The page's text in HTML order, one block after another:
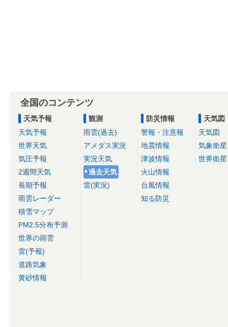
全国のコンテンツ
天気予報
天気予報
世界天気
気圧予報
2週間天気
長期予報
雨雲レーダー
積雪マップ
PM2.5分布予測
世界の雨雲
雷(予報)
道路気象
黄砂情報
観測
雨雲(過去)
アメダス実況
実況天気
過去天気
雷(実況)
防災情報
警報・注意報
地震情報
津波情報
火山情報
台風情報
知る防災
天気図
天気図
気象衛星
世界衛星